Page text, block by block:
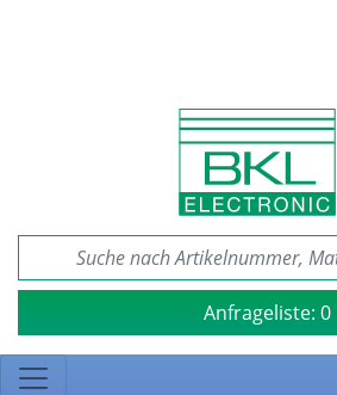
Anfrageliste: 0